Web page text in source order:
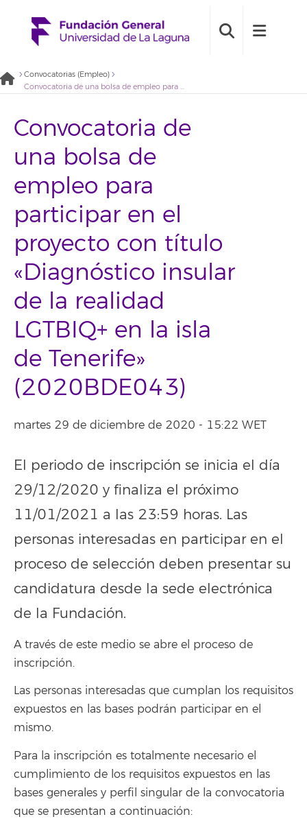
Convocatorias (Empleo)
Convocatoria de una bolsa de empleo para participar en el proyecto con título «Diagnóstico insular de la realidad LGTBIQ+ en la isla de Tenerife» (2020BDE043)
Convocatoria de
una bolsa de
empleo para
participar en el
proyecto con título
«Diagnóstico insular
de la realidad
LGTBIQ+ en la isla
de Tenerife»
(2020BDE043)
martes 29 de diciembre de 2020 - 15:22 WET
El periodo de inscripción se inicia el día
29/12/2020 y finaliza el próximo
11/01/2021 a las 23:59 horas. Las
personas interesadas en participar en el
proceso de selección deben presentar su
candidatura desde la sede electrónica
de la Fundación.
A través de este medio se abre el proceso de
inscripción.
Las personas interesadas que cumplan los requisitos
expuestos en las bases podrán participar en el
mismo.
Para la inscripción es totalmente necesario el
cumplimiento de los requisitos expuestos en las
bases generales y perfil singular de la convocatoria
que se presentan a continuación: